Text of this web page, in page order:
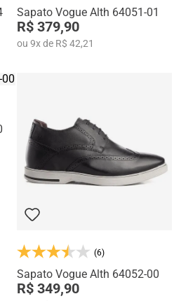
Sapato Vogue Alth 64051-01
R$ 379,90
ou 9xde R$ 42,21
(6)
Sapato Vogue Alth 64052-00
R$ 349,90